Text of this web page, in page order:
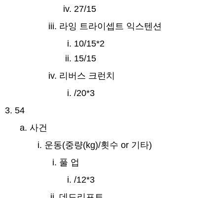
27/15
라잉 트라이셉트 익스텐션
10/15*2
15/15
리버스 크런치
/20*3
54
사건
운동(중량(kg)/횟수 or 기타)
풀 업
/12*3